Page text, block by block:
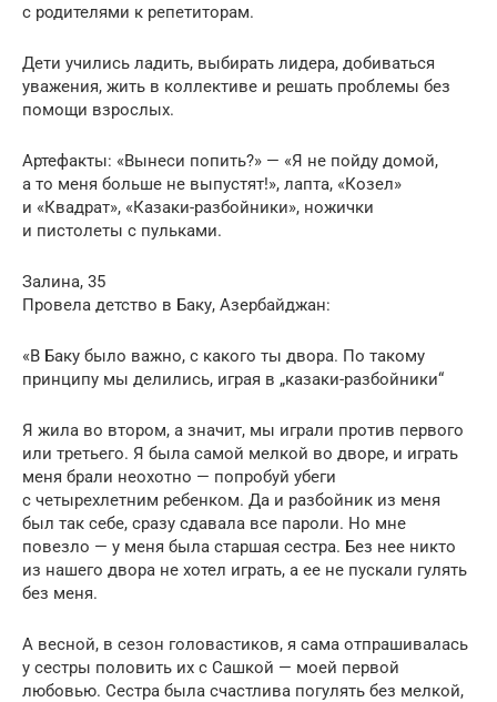
с родителями к репетиторам.
Дети учились ладить, выбирать лидера, добиваться
уважения, жить в коллективе и решать проблемы без
помощи взрослых.
Артефакты: «Вынеси попить?» — «Я не пойду домой,
а то меня больше не выпустят!», лапта, «Козел»
и «Квадрат», «Казаки-разбойники», ножички
и пистолеты с пульками.
Залина, 35
Провела детство в Баку, Азербайджан:
«В Баку было важно, с какого ты двора. По такому
принципу мы делились, играя в „казаки-разбойники“
Я жила во втором, а значит, мы играли против первого
или третьего. Я была самой мелкой во дворе, и играть
меня брали неохотно — попробуй убеги
с четырехлетним ребенком. Да и разбойник из меня
был так себе, сразу сдавала все пароли. Но мне
повезло — у меня была старшая сестра. Без нее никто
из нашего двора не хотел играть, а ее не пускали гулять
без меня.
А весной, в сезон головастиков, я сама отпрашивалась
у сестры половить их с Сашкой — моей первой
любовью. Сестра была счастлива погулять без мелкой,